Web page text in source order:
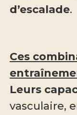
d’escalade.
Ces
Leurs
vasculaire,